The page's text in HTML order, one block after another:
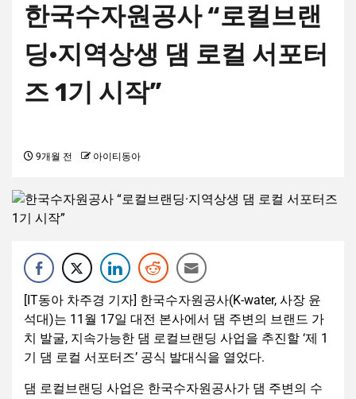
한국수자원공사 “로컬브랜
딩·지역상생 댐 로컬 서포터
즈 1기 시작”
9개월 전 아이티동아
[IT동아 차주경 기자] 한국수자원공사(K-water, 사장 윤
석대)는 11월 17일 대전 본사에서 댐 주변의 브랜드 가
치 발굴, 지속가능한 댐 로컬브랜딩 사업을 추진할 ‘제 1
기 댐 로컬 서포터즈’ 공식 발대식을 열었다.
댐 로컬브랜딩 사업은 한국수자원공사가 댐 주변의 수